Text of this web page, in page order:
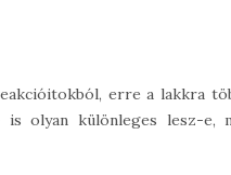
erre a lakkra
is olyan különleges lesz-e,